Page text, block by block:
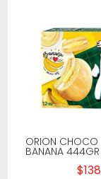
ORION CHOCO
BANANA 444GR
$138